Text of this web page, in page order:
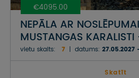
€4095.00
NEPĀLA AR
MUSTANGAS KARALISTI
HIMALAJU VIRSOTNES,
KANJONI, KRĀSAINIE
vietu skaits: 7 datums: 27.05.2027
Skatīt